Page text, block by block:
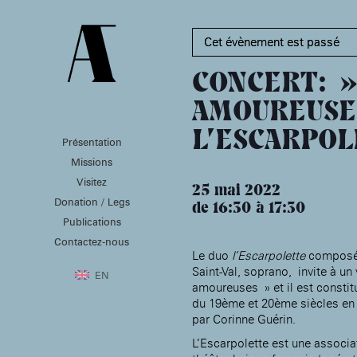
Cet évènement est passé
CONCERT:
25 mai 2022
de 16:30
17:30
Le duo l’Escarpolette
Saint-Val, soprano, invite à
amoureuses » et il est
du 19ème et 20ème siècles
par Corinne Guérin.
L’Escarpolette est une
Présentation
PRÉSENTATION
Fondation des Artistes
Équipe
Patrimoine
Missions
MISSIONS
Aider à la production
d’oeuvres d’art
d’art, laMABA
Promouvoir la scène
française à l’international
Produire, dans la
résidence de
Sabata
Accompagner le grand
âge, à la
Maison
Visitez
VISITEZ
À NOGENT-SUR-MARNE
MABA
Bibliothèque
Smith-Lesouëf
Parc
Cabinet de curiosité et
Donation / Legs
Publications
Contactez-nous
EN